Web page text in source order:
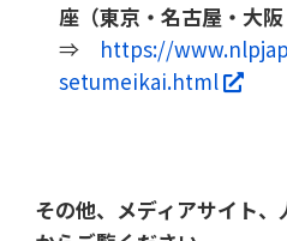
座（東京・名古屋・大阪
⇒ https://
setumeikai.html
その他、メディアサイト